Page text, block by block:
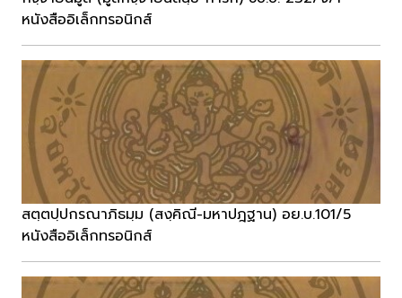
หนังสืออิเล็กทรอนิกส์
สตฺตปฺปกรณาภิธมฺม (สงฺคิณี-มหาปฎฐาน) อย.บ.101/5
หนังสืออิเล็กทรอนิกส์